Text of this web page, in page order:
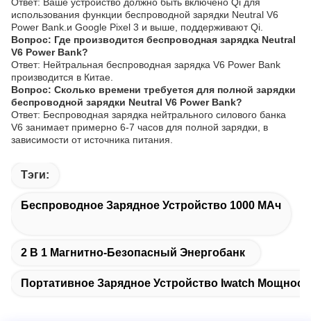
использования функции беспроводной зарядки Neutral V6
Power Bank.и Google Pixel 3 и выше, поддерживают Qi.
Вопрос: Где производится беспроводная зарядка Neutral
V6 Power Bank?
Ответ: Нейтральная беспроводная зарядка V6 Power Bank
производится в Китае.
Вопрос: Сколько времени требуется для полной зарядки
беспроводной зарядки Neutral V6 Power Bank?
Ответ: Беспроводная зарядка нейтрального силового банка
V6 занимает примерно 6-7 часов для полной зарядки, в
зависимости от источника питания.
Тэги:
Беспроводное Зарядное Устройство 1000 МАч
2 В 1 Магнитно-Безопасный Энергобанк
Портативное Зарядное Устройство Iwatch